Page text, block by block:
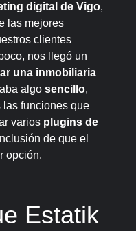
digital de Vigo,
las mejores
clientes
nos llegó un
una inmobiliaria
algo sencillo,
las funciones que
varios plugins de
de que el
opción.
Estatik